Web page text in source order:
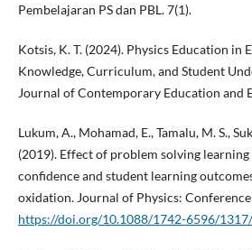
Pembelajaran PS dan PBL. 7(1).
Kotsis, K. T. (2024). Physics Education in
Knowledge, Curriculum, and Student
Journal of Contemporary Education and
Lukum, A., Mohamad, E., Tamalu, M. S.,
(2019). Effect of problem solving
confidence and student learning
oxidation. Journal of Physics: Conference
https://doi.org/10.1088/1742-6596/